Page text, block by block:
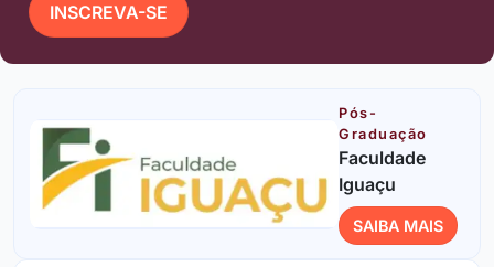
INSCREVA-SE
Pós-
Graduação
Faculdade
Iguaçu
SAIBA MAIS